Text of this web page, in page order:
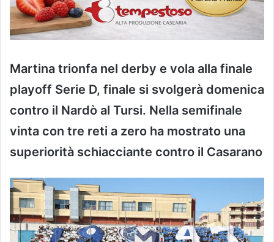
Martina trionfa nel derby e vola alla finale
playoff Serie D, finale si svolgerà domenica
contro il Nardò al Tursi. Nella semifinale
vinta con tre reti a zero ha mostrato una
superiorità schiacciante contro il Casarano